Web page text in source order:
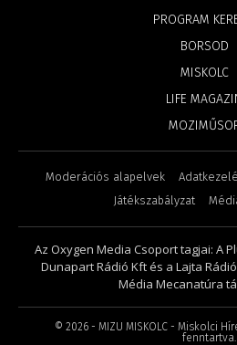
PROGRAM
BORSOD
MISKOLC
LIFE
Moderációs alapelvek
Játékszabályzat
Az Oxygen Media Csoport tagjai: A
Dunapart Rádió Kft és a Lajta
Média Mecanatúra
© 2026- MIZU MISKOLC - Miskolci
fenntartva.